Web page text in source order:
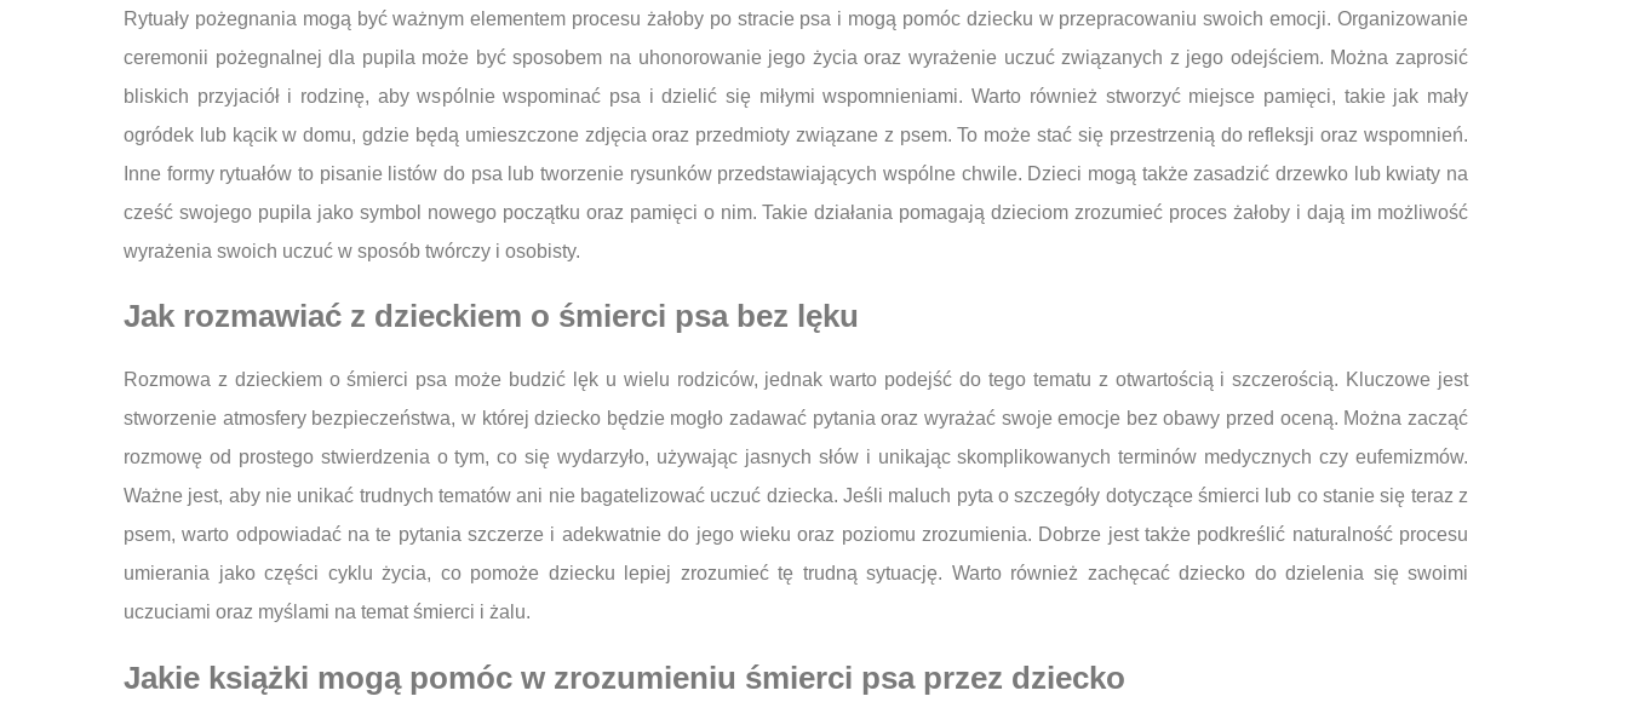
Rytuały pożegnania mogą być ważnym elementem procesu żałoby po stracie psa i mogą pomóc dziecku w przepracowaniu swoich emocji. Organizowanie
ceremonii pożegnalnej dla pupila może być sposobem na uhonorowanie jego życia oraz wyrażenie uczuć związanych z jego odejściem. Można zaprosić
bliskich przyjaciół i rodzinę, aby wspólnie wspominać psa i dzielić się miłymi wspomnieniami. Warto również stworzyć miejsce pamięci, takie jak mały
ogródek lub kącik w domu, gdzie będą umieszczone zdjęcia oraz przedmioty związane z psem. To może stać się przestrzenią do refleksji oraz wspomnień.
Inne formy rytuałów to pisanie listów do psa lub tworzenie rysunków przedstawiających wspólne chwile. Dzieci mogą także zasadzić drzewko lub kwiaty na
cześć swojego pupila jako symbol nowego początku oraz pamięci o nim. Takie działania pomagają dzieciom zrozumieć proces żałoby i dają im możliwość
wyrażenia swoich uczuć w sposób twórczy i osobisty.
Jak rozmawiać z dzieckiem o śmierci psa bez lęku
Rozmowa z dzieckiem o śmierci psa może budzić lęk u wielu rodziców, jednak warto podejść do tego tematu z otwartością i szczerością. Kluczowe jest
stworzenie atmosfery bezpieczeństwa, w której dziecko będzie mogło zadawać pytania oraz wyrażać swoje emocje bez obawy przed oceną. Można zacząć
rozmowę od prostego stwierdzenia o tym, co się wydarzyło, używając jasnych słów i unikając skomplikowanych terminów medycznych czy eufemizmów.
Ważne jest, aby nie unikać trudnych tematów ani nie bagatelizować uczuć dziecka. Jeśli maluch pyta o szczegóły dotyczące śmierci lub co stanie się teraz z
psem, warto odpowiadać na te pytania szczerze i adekwatnie do jego wieku oraz poziomu zrozumienia. Dobrze jest także podkreślić naturalność procesu
umierania jako części cyklu życia, co pomoże dziecku lepiej zrozumieć tę trudną sytuację. Warto również zachęcać dziecko do dzielenia się swoimi
uczuciami oraz myślami na temat śmierci i żalu.
Jakie książki mogą pomóc w zrozumieniu śmierci psa przez dziecko